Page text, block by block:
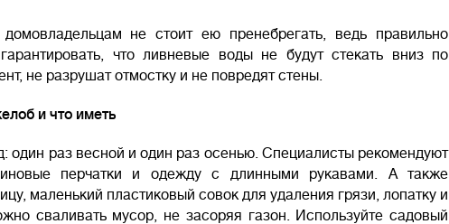
не стоит ею пренебрегать, ведь правильно
что ливневые воды не будут стекать вниз по
не разрушат отмостку и не повредят стены.
и что иметь
один раз весной и один раз осенью. Специалисты рекомендуют
перчатки и одежду с длинными рукавами. А также
маленький пластиковый совок для удаления грязи, лопатку и
сваливать мусор, не засоряя газон. Используйте садовый